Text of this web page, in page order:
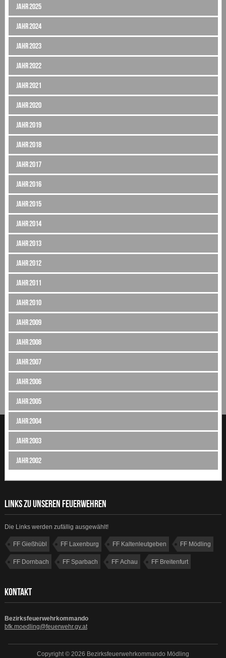
Jahr 2025
Jahr 2024
Jahr 2023
Jahr 2022
Jahr 2021
Jahr 2020
Jahr 2019
Jahr 2018
Jahr 2017
Jahr 2016
Jahr 2015
Jahr 2014
Jahr 2013
Jahr 2012
Jahr 2011
Jahr 2010
Jahr 2009
Jahr 2008
Jahr 2007
Jahr 2006
Jahr 2005
Jahr 2004
Jahr 2003
Jahr 2002
LINKS ZU UNSEREN FEUERWEHREN
Die Links werden zufällig ausgewählt!
FF Gießhübl FF Laxenburg FF Kaltenleutgeben FF Mödling
FF Dornbach FF Sparbach FF Achau FF Breitenfurt
KONTAKT
Bezirksfeuerwehrkommando
bfk.moedling@feuerwehr.gv.at
Copyright © 2026 Bezirksfeuerwehrkommando Mödling